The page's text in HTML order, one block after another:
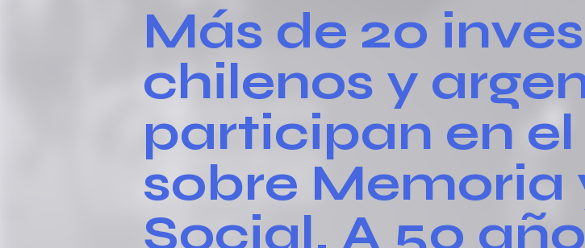
Más de 20
chilenos y
participan en
sobre Memoria
Social. A 50